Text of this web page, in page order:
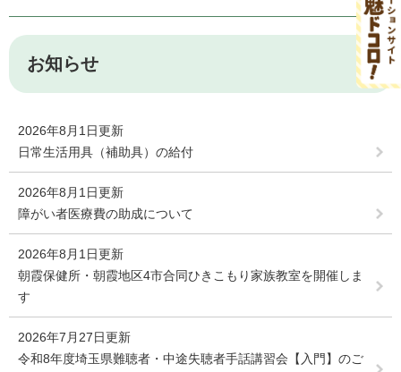
へ
お知らせ
2026年8月1日更新
日常生活用具（補助具）の給付
2026年8月1日更新
障がい者医療費の助成について
2026年8月1日更新
朝霞保健所・朝霞地区4市合同ひきこもり家族教室を開催しま
す
2026年7月27日更新
令和8年度埼玉県難聴者・中途失聴者手話講習会【入門】のご